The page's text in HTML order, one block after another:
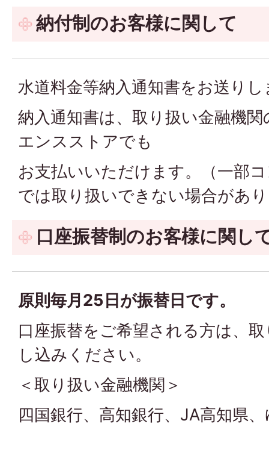
納付制のお客様に関して
水道料金等納入通知書をお送りし
納入通知書は、取り扱い金融機
エンスストアでも
お支払いいただけます。（一部
では取り扱いできない場合があ
口座振替制のお客様に関し
原則毎月25日が振替日です。
口座振替をご希望される方は、
し込みください。
＜取り扱い金融機関＞
四国銀行、高知銀行、JA高知県